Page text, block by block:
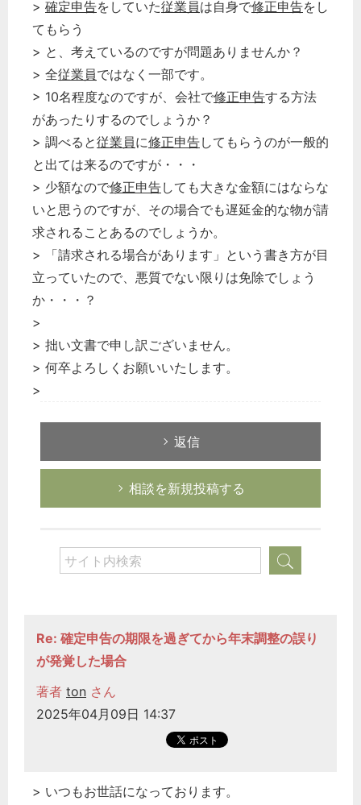
> 確定申告をしていた従業員は自身で修正申告をし
てもらう
> と、考えているのですが問題ありませんか？
> 全従業員ではなく一部です。
> 10名程度なのですが、会社で修正申告する方法
があったりするのでしょうか？
> 調べると従業員に修正申告してもらうのが一般的
と出ては来るのですが・・・
> 少額なので修正申告しても大きな金額にはならな
いと思うのですが、その場合でも遅延金的な物が請
求されることあるのでしょうか。
> 「請求される場合があります」という書き方が目
立っていたので、悪質でない限りは免除でしょう
か・・・？
>
> 拙い文書で申し訳ございません。
> 何卒よろしくお願いいたします。
>
返信
相談を新規投稿する
Re: 確定申告の期限を過ぎてから年末調整の誤り
が発覚した場合
著者 ton さん
2025年04月09日 14:37
> いつもお世話になっております。